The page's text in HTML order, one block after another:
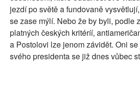
jezdí po světě a fundovaně
se zase mýlí. Nebo že by byli, podle
platných českých kritéríí,
a Postolovi lze jenom závidět. Oni
svého presidenta se již dnes vůbec